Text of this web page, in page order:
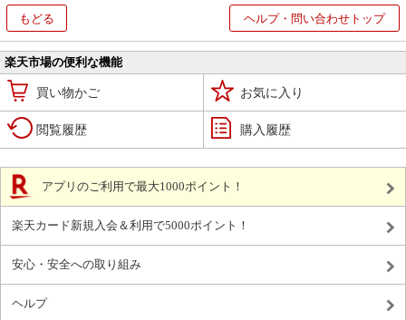
もどる ヘルプ・問い合わせトップ
楽天市場の便利な機能
買い物かご お気に入り
閲覧履歴 購入履歴
アプリのご利用で最大1000ポイント！
楽天カード新規入会＆利用で5000ポイント！
安心・安全への取り組み
ヘルプ